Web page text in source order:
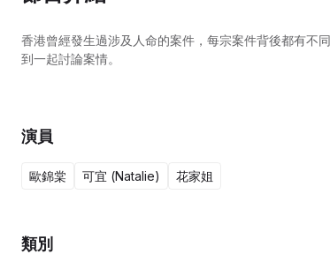
香港曾經發生過涉及人命的案件，每宗案件背後都有不
到一起討論案情。
演員
歐錦棠 可宜 (Natalie) 花家姐
類別